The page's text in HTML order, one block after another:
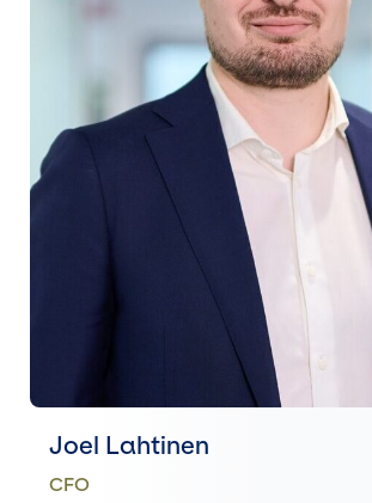
Joel Lahtinen
CFO